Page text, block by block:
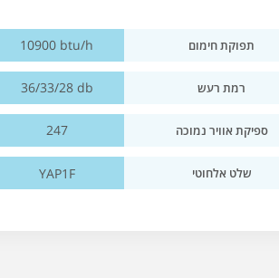
תפוקת חימום 10900 btu/h
רמת רעש 36/33/28 db
ספיקת אוויר נמוכה 247
שלט אלחוטי YAP1F